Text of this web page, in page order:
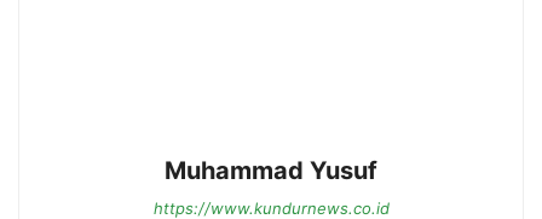
Muhammad Yusuf
https://www.kundurnews.co.id